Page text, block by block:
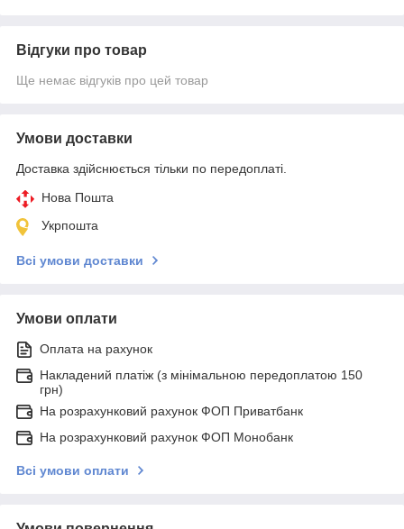
Відгуки про товар
Ще немає відгуків про цей товар
Умови доставки
Доставка здійснюється тільки по передоплаті.
Нова Пошта
Укрпошта
Всі умови доставки
Умови оплати
Оплата на рахунок
Накладений платіж (з мінімальною передоплатою 150
грн)
На розрахунковий рахунок ФОП Приватбанк
На розрахунковий рахунок ФОП Монобанк
Всі умови оплати